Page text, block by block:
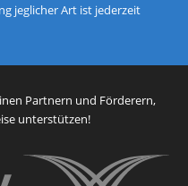
jeglicher Art ist jederzeit
Partnern und Förderern,
unterstützen!